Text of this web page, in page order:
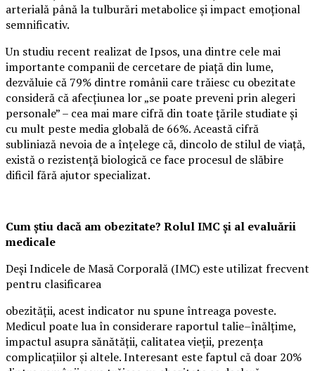
arterială până la tulburări metabolice și impact emoțional
semnificativ.
Un studiu recent realizat de Ipsos, una dintre cele mai
importante companii de cercetare de piață din lume,
dezvăluie că 79% dintre românii care trăiesc cu obezitate
consideră că afecțiunea lor „se poate preveni prin alegeri
personale” – cea mai mare cifră din toate țările studiate și
cu mult peste media globală de 66%. Această cifră
subliniază nevoia de a înțelege că, dincolo de stilul de viață,
există o rezistență biologică ce face procesul de slăbire
dificil fără ajutor specializat.
Cum știu dacă am obezitate? Rolul IMC și al evaluării
medicale
Deși Indicele de Masă Corporală (IMC) este utilizat frecvent
pentru clasificarea
obezității, acest indicator nu spune întreaga poveste.
Medicul poate lua în considerare raportul talie–înălțime,
impactul asupra sănătății, calitatea vieții, prezența
complicațiilor și altele. Interesant este faptul că doar 20%